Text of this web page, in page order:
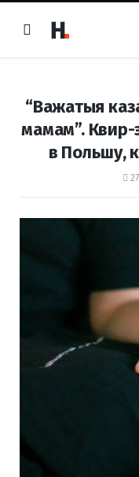
“Важатыя
мамам”.
в Польшу,